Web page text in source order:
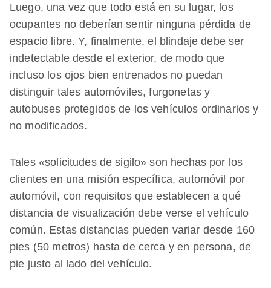
Luego, una vez que todo está en su lugar, los
ocupantes no deberían sentir ninguna pérdida de
espacio libre. Y, finalmente, el blindaje debe ser
indetectable desde el exterior, de modo que
incluso los ojos bien entrenados no puedan
distinguir tales automóviles, furgonetas y
autobuses protegidos de los vehículos ordinarios y
no modificados.
Tales «solicitudes de sigilo» son hechas por los
clientes en una misión específica, automóvil por
automóvil, con requisitos que establecen a qué
distancia de visualización debe verse el vehículo
común. Estas distancias pueden variar desde 160
pies (50 metros) hasta de cerca y en persona, de
pie justo al lado del vehículo.